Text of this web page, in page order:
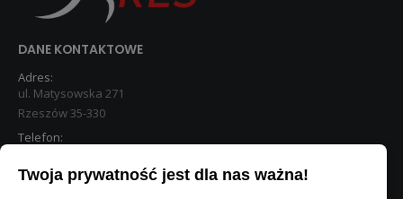
DANE KONTAKTOWE
Adres:
ul. Matysowska 271
Rzeszów 35-330
Telefon:
STREFA KLIENTA
Twoja prywatność jest dla nas ważna!